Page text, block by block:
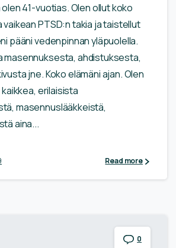
olen 41-vuotias. Olen ollut koko
vaikean PTSD:n takia ja taistellut
pääni vedenpinnan yläpuolella.
masennuksesta, ahdistuksesta,
jne. Koko elämäni ajan. Olen
erilaisista
masennuslääkkeistä,
aina...
Read more
0